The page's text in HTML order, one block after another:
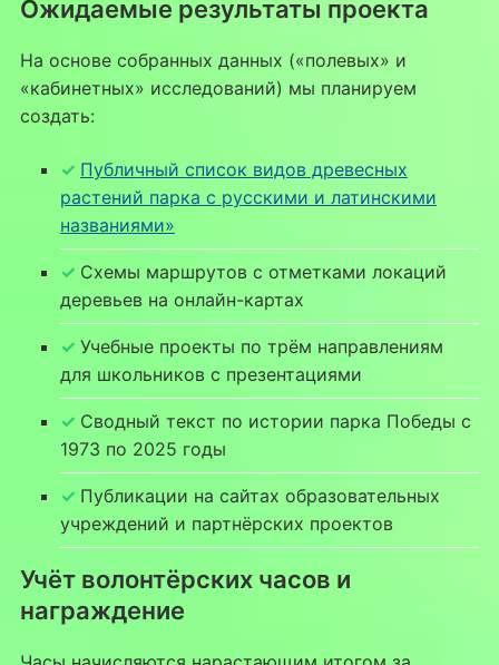
Ожидаемые результаты проекта
На основе собранных данных («полевых» и
«кабинетных» исследований) мы планируем
создать:
Публичный список видов древесных
растений парка с русскими и латинскими
названиями»
Схемы маршрутов с отметками локаций
деревьев на онлайн-картах
Учебные проекты по трём направлениям
для школьников с презентациями
Сводный текст по истории парка Победы с
1973 по 2025 годы
Публикации на сайтах образовательных
учреждений и партнёрских проектов
Учёт волонтёрских часов и
награждение